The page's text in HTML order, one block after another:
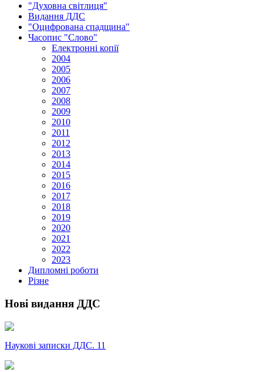
"Духовна світлиця"
Видання ДДС
"Оцифрована спадщина"
Часопис "Слово"
Електронні копії
2004
2005
2006
2007
2008
2009
2010
2011
2012
2013
2014
2015
2016
2017
2018
2019
2020
2021
2022
2023
Дипломні роботи
Різне
Нові видання ДДС
Наукові записки ДДС. 11